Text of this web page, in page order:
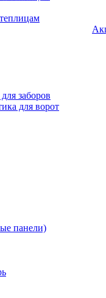
заборов
для ворот
панели)